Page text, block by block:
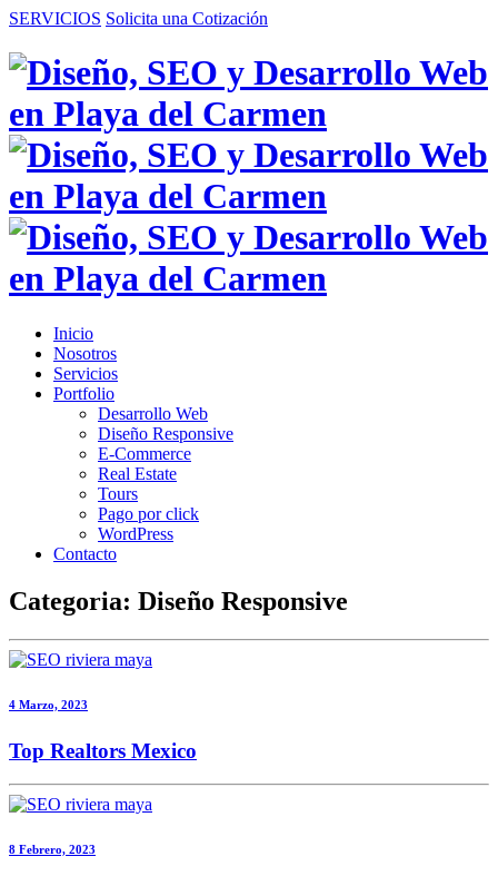
SERVICIOS Solicita una Cotización
Inicio
Nosotros
Servicios
Portfolio
Desarrollo Web
Diseño Responsive
E-Commerce
Real Estate
Tours
Pago por click
WordPress
Contacto
Categoria: Diseño Responsive
4 Marzo, 2023
Top Realtors Mexico
8 Febrero, 2023